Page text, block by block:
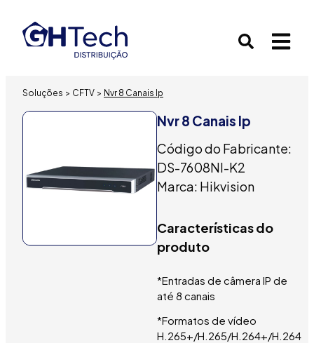
Soluções > CFTV > Nvr 8 Canais Ip
Nvr 8 Canais Ip
Código do Fabricante:
DS-7608NI-K2
Marca: Hikvision
Características do
produto
*Entradas de câmera IP de
até 8 canais
*Formatos de vídeo
H.265+/H.265/H.264+/H.264